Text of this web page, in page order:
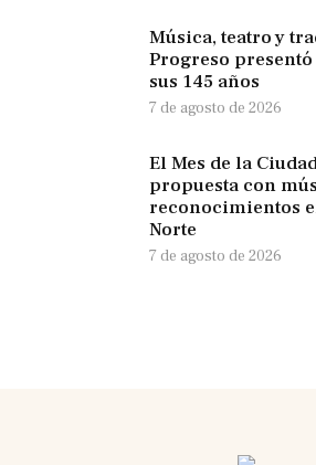
Música, teatro y
Progreso
sus 145 años
7 de agosto de 2026
El Mes de la
propuesta con
reconocimientos
Norte
7 de agosto de 2026